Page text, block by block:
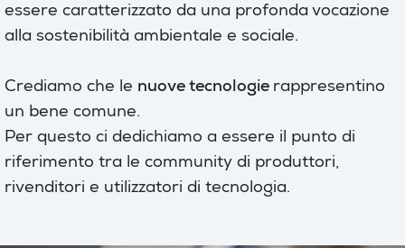
essere caratterizzato da una profonda vocazione
alla sostenibilità ambientale e sociale.
Crediamo che le nuove tecnologie rappresentino
un bene comune.
Per questo ci dedichiamo a essere il punto di
riferimento tra le community di produttori,
rivenditori e utilizzatori di tecnologia.